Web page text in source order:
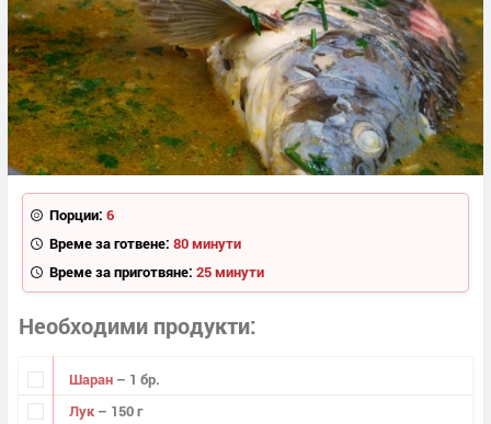
Порции: 6
Време за готвене: 80 минути
Време за приготвяне: 25 минути
Необходими продукти
Шаран – 1 бр.
Лук – 150 г